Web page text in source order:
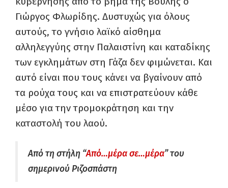
Γιώργος Φλωρίδης. Δυστυχώς για όλους
αυτούς, το γνήσιο λαϊκό αίσθημα
αλληλεγγύης στην Παλαιστίνη και καταδίκης
των εγκλημάτων στη Γάζα δεν φιμώνεται. Και
αυτό είναι που τους κάνει να βγαίνουν από
τα ρούχα τους και να επιστρατεύουν κάθε
μέσο για την τρομοκράτηση και την
καταστολή του λαού.
Από τη στήλη “Από…μέρα σε…μέρα” του
σημερινού Ριζοσπάστη